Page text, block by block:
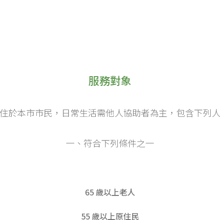
服務對象
於本市市民，日常生活需他人協助者為主，包含下列
一、符合下列條件之一
65 歲以上老人
55 歲以上原住民